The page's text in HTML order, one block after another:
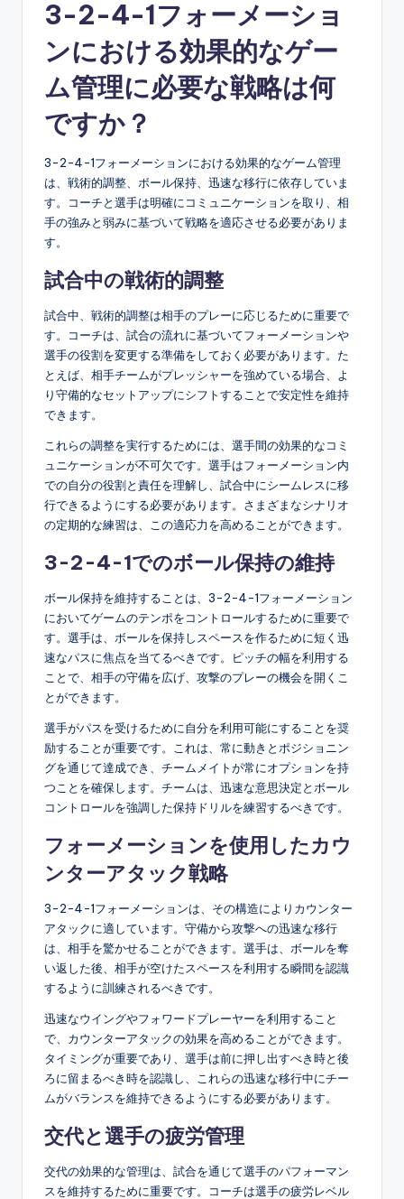
3-2-4-1フォーメーショ
ンにおける効果的なゲー
ム管理に必要な戦略は何
ですか？
3-2-4-1フォーメーションにおける効果的なゲーム管理
は、戦術的調整、ボール保持、迅速な移行に依存していま
す。コーチと選手は明確にコミュニケーションを取り、相
手の強みと弱みに基づいて戦略を適応させる必要がありま
す。
試合中の戦術的調整
試合中、戦術的調整は相手のプレーに応じるために重要で
す。コーチは、試合の流れに基づいてフォーメーションや
選手の役割を変更する準備をしておく必要があります。た
とえば、相手チームがプレッシャーを強めている場合、よ
り守備的なセットアップにシフトすることで安定性を維持
できます。
これらの調整を実行するためには、選手間の効果的なコミ
ュニケーションが不可欠です。選手はフォーメーション内
での自分の役割と責任を理解し、試合中にシームレスに移
行できるようにする必要があります。さまざまなシナリオ
の定期的な練習は、この適応力を高めることができます。
3-2-4-1でのボール保持の維持
ボール保持を維持することは、3-2-4-1フォーメーション
においてゲームのテンポをコントロールするために重要で
す。選手は、ボールを保持しスペースを作るために短く迅
速なパスに焦点を当てるべきです。ピッチの幅を利用する
ことで、相手の守備を広げ、攻撃のプレーの機会を開くこ
とができます。
選手がパスを受けるために自分を利用可能にすることを奨
励することが重要です。これは、常に動きとポジショニン
グを通じて達成でき、チームメイトが常にオプションを持
つことを確保します。チームは、迅速な意思決定とボール
コントロールを強調した保持ドリルを練習するべきです。
フォーメーションを使用したカウ
ンターアタック戦略
3-2-4-1フォーメーションは、その構造によりカウンター
アタックに適しています。守備から攻撃への迅速な移行
は、相手を驚かせることができます。選手は、ボールを奪
い返した後、相手が空けたスペースを利用する瞬間を認識
するように訓練されるべきです。
迅速なウイングやフォワードプレーヤーを利用すること
で、カウンターアタックの効果を高めることができます。
タイミングが重要であり、選手は前に押し出すべき時と後
ろに留まるべき時を認識し、これらの迅速な移行中にチー
ムがバランスを維持できるようにする必要があります。
交代と選手の疲労管理
交代の効果的な管理は、試合を通じて選手のパフォーマン
スを維持するために重要です。コーチは選手の疲労レベル